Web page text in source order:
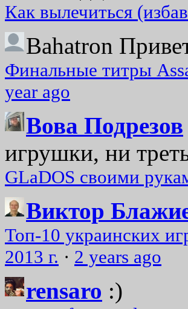
Как вылечиться
Bahatron
Финальные титры
year ago
Вова Подрезов
игрушки, ни
GLaDOS своими
Виктор
Топ-10 украинских
2013 г. · 2 years ago
rensaro :)